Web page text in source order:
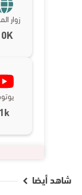
زوار
1k
شاهد أيضا